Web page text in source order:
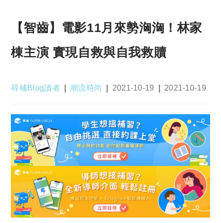
【智齒】電影11月來勢洶洶！林家
棟主演 實現自救與自我救贖
Post
尋補Blog讀者
Post
潮流時尚
Post
2021-10-19
Post
2021-10-19